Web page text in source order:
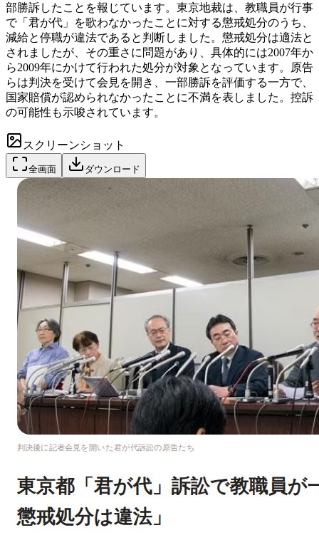
部勝訴したことを報じています。東京地裁は、教職員が行事
で「君が代」を歌わなかったことに対する懲戒処分のうち、
減給と停職が違法であると判断しました。懲戒処分は適法と
されましたが、その重さに問題があり、具体的には2007年か
ら2009年にかけて行われた処分が対象となっています。原告
らは判決を受けて会見を開き、一部勝訴を評価する一方で、
国家賠償が認められなかったことに不満を表しました。控訴
の可能性も示唆されています。
スクリーンショット
全画面 ダウンロード